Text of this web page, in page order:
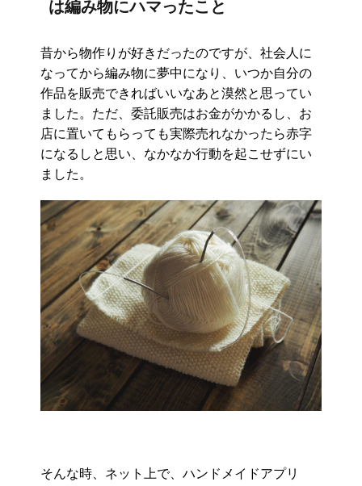
は編み物にハマったこと
昔から物作りが好きだったのですが、 社会人に
なってから編み物に夢中になり、 いつか自分の
作品を販売できればいいなあと漠然と思ってい
ました 。ただ、委託販売はお金がかかるし、 お
店に置いてもらっても実際売れなかったら赤字
になるしと思い、 なかなか行動を起こせずにい
ました。
そんな時、ネット上で、 ハンドメイドアプリ